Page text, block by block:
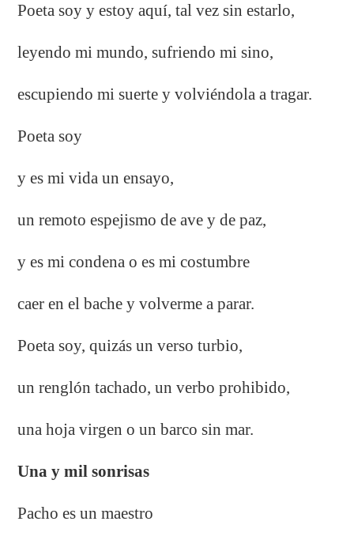
Poeta soy y estoy aquí, tal vez sin estarlo,
leyendo mi mundo, sufriendo mi sino,
escupiendo mi suerte y volviéndola a tragar.
Poeta soy
y es mi vida un ensayo,
un remoto espejismo de ave y de paz,
y es mi condena o es mi costumbre
caer en el bache y volverme a parar.
Poeta soy, quizás un verso turbio,
un renglón tachado, un verbo prohibido,
una hoja virgen o un barco sin mar.
Una y mil sonrisas
Pacho es un maestro